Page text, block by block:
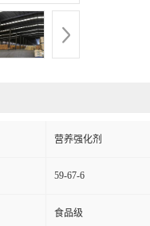
营养强化剂
59-67-6
食品级